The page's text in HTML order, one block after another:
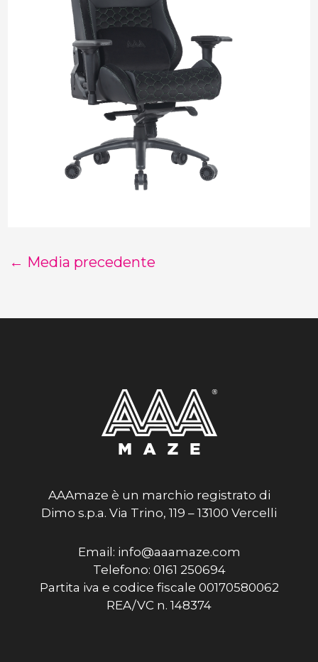
← Media precedente
AAAmaze è un marchio registrato di
Dimo s.p.a. Via Trino, 119 – 13100 Vercelli
Email: info@aaamaze.com
Telefono: 0161 250694
Partita iva e codice fiscale 00170580062
REA/VC n. 148374